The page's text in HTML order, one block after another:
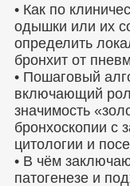
• Как по
одышки или их
определить
бронхит от
• Пошаговый
включающий
значимость
бронхоскопии с
цитологии и
• В чём
патогенезе и